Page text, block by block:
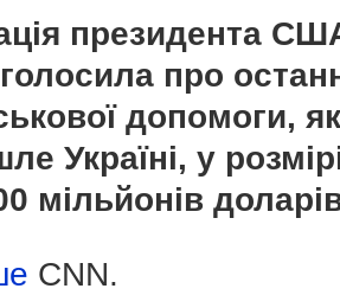
президента
про
допомоги,
Україні, у
мільйонів
CNN.